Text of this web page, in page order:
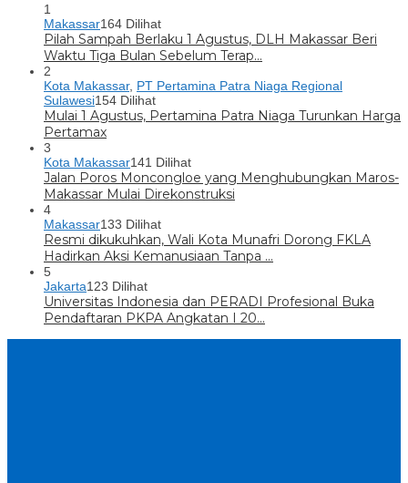
1
Makassar164 Dilihat
Pilah Sampah Berlaku 1 Agustus, DLH Makassar Beri
Waktu Tiga Bulan Sebelum Terap…
2
Kota Makassar, PT Pertamina Patra Niaga Regional
Sulawesi154 Dilihat
Mulai 1 Agustus, Pertamina Patra Niaga Turunkan Harga
Pertamax
3
Kota Makassar141 Dilihat
Jalan Poros Moncongloe yang Menghubungkan Maros-
Makassar Mulai Direkonstruksi
4
Makassar133 Dilihat
Resmi dikukuhkan, Wali Kota Munafri Dorong FKLA
Hadirkan Aksi Kemanusiaan Tanpa …
5
Jakarta123 Dilihat
Universitas Indonesia dan PERADI Profesional Buka
Pendaftaran PKPA Angkatan I 20…